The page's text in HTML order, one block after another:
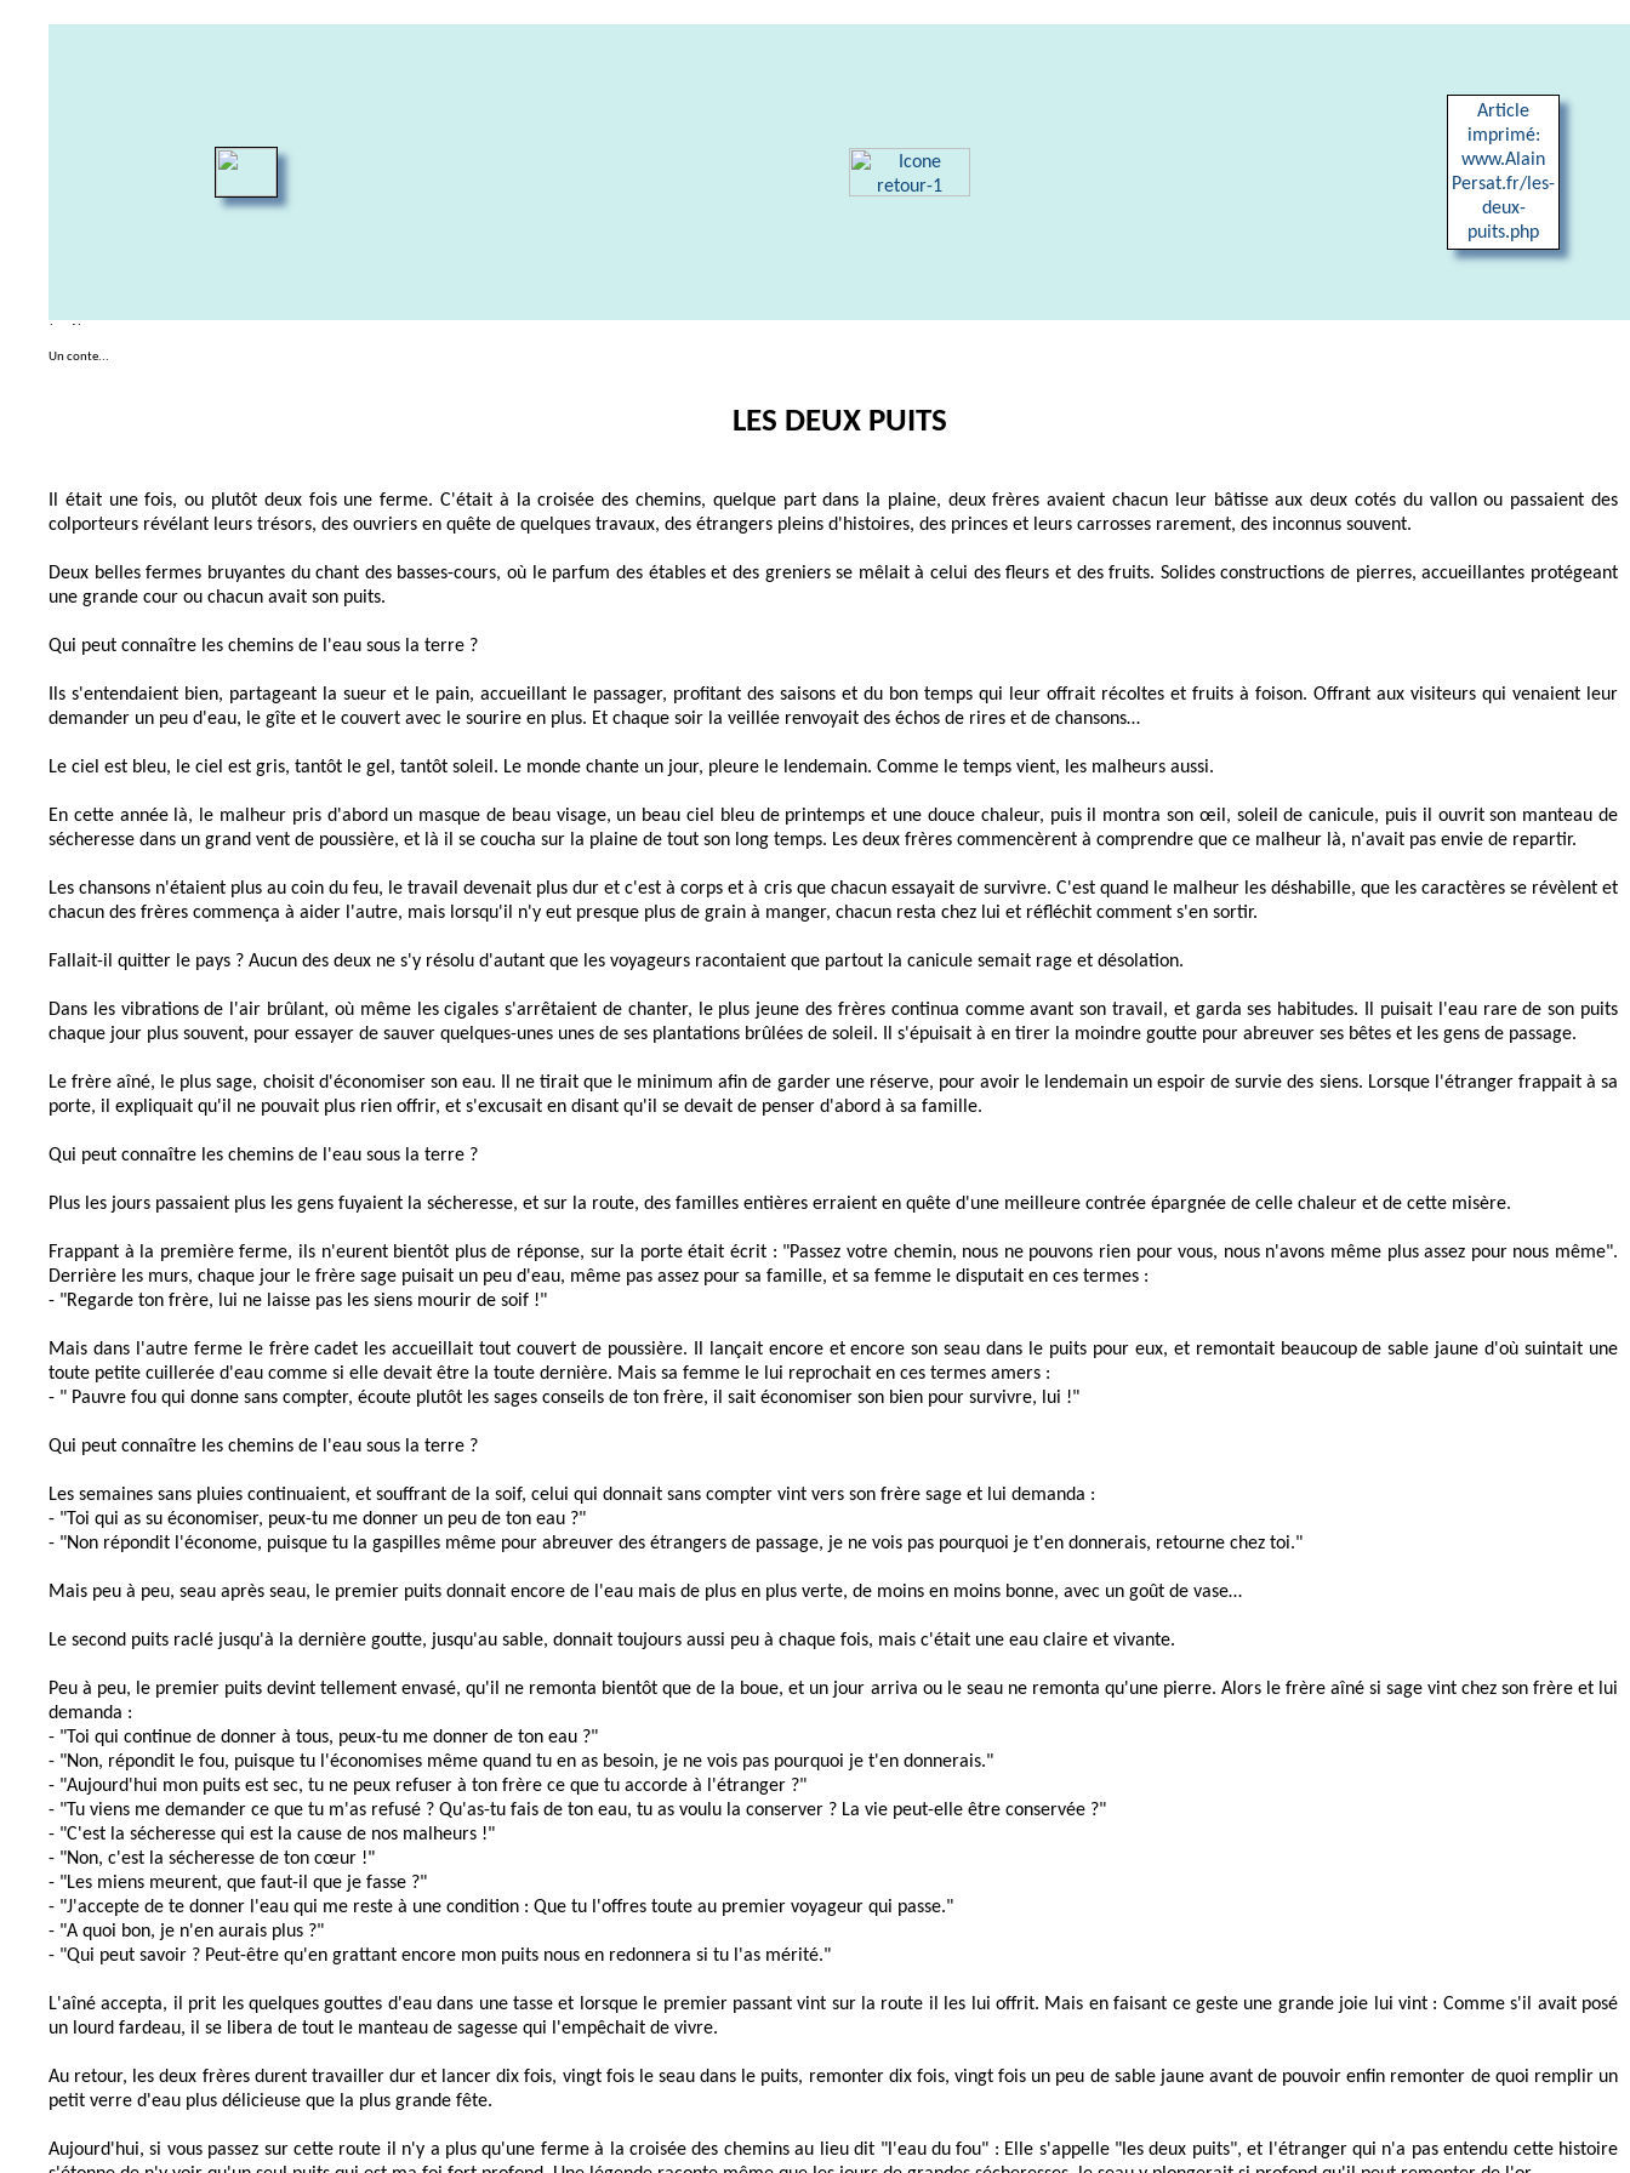
Article
imprimé:
www.Alain
Persat.fr/les-
deux-
puits.php
Un conte...
LES DEUX PUITS
Il était une fois, ou plutôt deux fois une ferme. C'était à la croisée des chemins, quelque part dans la plaine, deux frères avaient chacun leur bâtisse aux deux cotés du vallon ou passaient des
colporteurs révélant leurs trésors, des ouvriers en quête de quelques travaux, des étrangers pleins d'histoires, des princes et leurs carrosses rarement, des inconnus souvent.
Deux belles fermes bruyantes du chant des basses-cours, où le parfum des étables et des greniers se mêlait à celui des fleurs et des fruits. Solides constructions de pierres, accueillantes protégeant
une grande cour ou chacun avait son puits.
Qui peut connaître les chemins de l'eau sous la terre ?
Ils s'entendaient bien, partageant la sueur et le pain, accueillant le passager, profitant des saisons et du bon temps qui leur offrait récoltes et fruits à foison. Offrant aux visiteurs qui venaient leur
demander un peu d'eau, le gîte et le couvert avec le sourire en plus. Et chaque soir la veillée renvoyait des échos de rires et de chansons…
Le ciel est bleu, le ciel est gris, tantôt le gel, tantôt soleil. Le monde chante un jour, pleure le lendemain. Comme le temps vient, les malheurs aussi.
En cette année là, le malheur pris d'abord un masque de beau visage, un beau ciel bleu de printemps et une douce chaleur, puis il montra son œil, soleil de canicule, puis il ouvrit son manteau de
sécheresse dans un grand vent de poussière, et là il se coucha sur la plaine de tout son long temps. Les deux frères commencèrent à comprendre que ce malheur là, n'avait pas envie de repartir.
Les chansons n'étaient plus au coin du feu, le travail devenait plus dur et c'est à corps et à cris que chacun essayait de survivre. C'est quand le malheur les déshabille, que les caractères se révèlent et
chacun des frères commença à aider l'autre, mais lorsqu'il n'y eut presque plus de grain à manger, chacun resta chez lui et réfléchit comment s'en sortir.
Fallait-il quitter le pays ? Aucun des deux ne s'y résolu d'autant que les voyageurs racontaient que partout la canicule semait rage et désolation.
Dans les vibrations de l'air brûlant, où même les cigales s'arrêtaient de chanter, le plus jeune des frères continua comme avant son travail, et garda ses habitudes. Il puisait l'eau rare de son puits
chaque jour plus souvent, pour essayer de sauver quelques-unes unes de ses plantations brûlées de soleil. Il s'épuisait à en tirer la moindre goutte pour abreuver ses bêtes et les gens de passage.
Le frère aîné, le plus sage, choisit d'économiser son eau. Il ne tirait que le minimum afin de garder une réserve, pour avoir le lendemain un espoir de survie des siens. Lorsque l'étranger frappait à sa
porte, il expliquait qu'il ne pouvait plus rien offrir, et s'excusait en disant qu'il se devait de penser d'abord à sa famille.
Qui peut connaître les chemins de l'eau sous la terre ?
Plus les jours passaient plus les gens fuyaient la sécheresse, et sur la route, des familles entières erraient en quête d'une meilleure contrée épargnée de celle chaleur et de cette misère.
Frappant à la première ferme, ils n'eurent bientôt plus de réponse, sur la porte était écrit : "Passez votre chemin, nous ne pouvons rien pour vous, nous n'avons même plus assez pour nous même".
Derrière les murs, chaque jour le frère sage puisait un peu d'eau, même pas assez pour sa famille, et sa femme le disputait en ces termes :
- "Regarde ton frère, lui ne laisse pas les siens mourir de soif !"
Mais dans l'autre ferme le frère cadet les accueillait tout couvert de poussière. Il lançait encore et encore son seau dans le puits pour eux, et remontait beaucoup de sable jaune d'où suintait une
toute petite cuillerée d'eau comme si elle devait être la toute dernière. Mais sa femme le lui reprochait en ces termes amers :
- " Pauvre fou qui donne sans compter, écoute plutôt les sages conseils de ton frère, il sait économiser son bien pour survivre, lui !"
Qui peut connaître les chemins de l'eau sous la terre ?
Les semaines sans pluies continuaient, et souffrant de la soif, celui qui donnait sans compter vint vers son frère sage et lui demanda :
- "Toi qui as su économiser, peux-tu me donner un peu de ton eau ?"
- "Non répondit l'économe, puisque tu la gaspilles même pour abreuver des étrangers de passage, je ne vois pas pourquoi je t'en donnerais, retourne chez toi."
Mais peu à peu, seau après seau, le premier puits donnait encore de l'eau mais de plus en plus verte, de moins en moins bonne, avec un goût de vase…
Le second puits raclé jusqu'à la dernière goutte, jusqu'au sable, donnait toujours aussi peu à chaque fois, mais c'était une eau claire et vivante.
Peu à peu, le premier puits devint tellement envasé, qu'il ne remonta bientôt que de la boue, et un jour arriva ou le seau ne remonta qu'une pierre. Alors le frère aîné si sage vint chez son frère et lui
demanda :
- "Toi qui continue de donner à tous, peux-tu me donner de ton eau ?"
- "Non, répondit le fou, puisque tu l'économises même quand tu en as besoin, je ne vois pas pourquoi je t'en donnerais."
- "Aujourd'hui mon puits est sec, tu ne peux refuser à ton frère ce que tu accorde à l'étranger ?"
- "Tu viens me demander ce que tu m'as refusé ? Qu'as-tu fais de ton eau, tu as voulu la conserver ? La vie peut-elle être conservée ?"
- "C'est la sécheresse qui est la cause de nos malheurs !"
- "Non, c'est la sécheresse de ton cœur !"
- "Les miens meurent, que faut-il que je fasse ?"
- "J'accepte de te donner l'eau qui me reste à une condition : Que tu l'offres toute au premier voyageur qui passe."
- "A quoi bon, je n'en aurais plus ?"
- "Qui peut savoir ? Peut-être qu'en grattant encore mon puits nous en redonnera si tu l'as mérité."
L'aîné accepta, il prit les quelques gouttes d'eau dans une tasse et lorsque le premier passant vint sur la route il les lui offrit. Mais en faisant ce geste une grande joie lui vint : Comme s'il avait posé
un lourd fardeau, il se libera de tout le manteau de sagesse qui l'empêchait de vivre.
Au retour, les deux frères durent travailler dur et lancer dix fois, vingt fois le seau dans le puits, remonter dix fois, vingt fois un peu de sable jaune avant de pouvoir enfin remonter de quoi remplir un
petit verre d'eau plus délicieuse que la plus grande fête.
Aujourd'hui, si vous passez sur cette route il n'y a plus qu'une ferme à la croisée des chemins au lieu dit "l'eau du fou" : Elle s'appelle "les deux puits", et l'étranger qui n'a pas entendu cette histoire